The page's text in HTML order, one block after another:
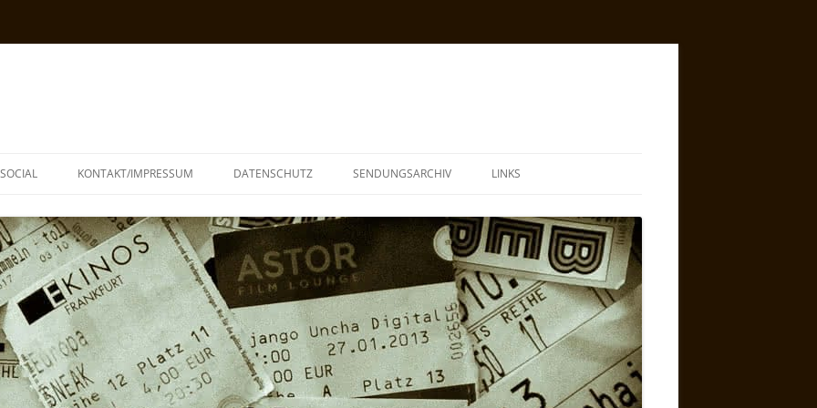
SOCIAL KONTAKT/IMPRESSUM DATENSCHUTZ SENDUNGSARCHIV LINKS